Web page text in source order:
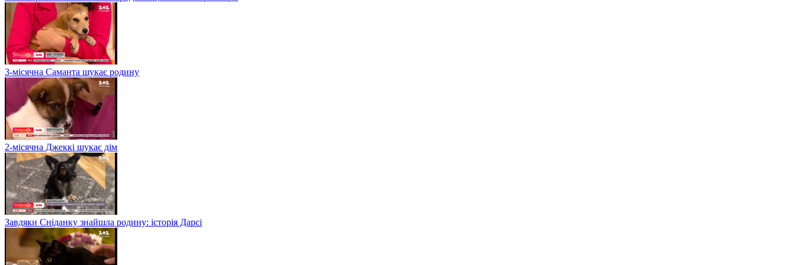
3-місячна Саманта шукає родину
2-місячна Джеккі шукає дім
Завдяки Сніданку знайшла родину: історія Дарсі